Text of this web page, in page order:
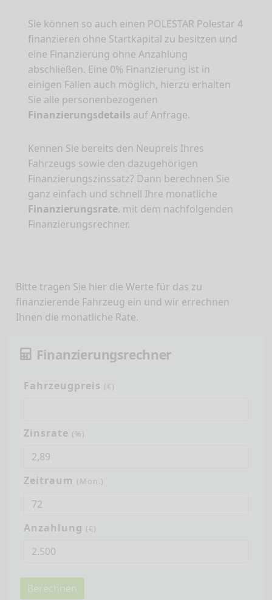
Sie können so auch einen POLESTAR Polestar 4
finanzieren ohne Startkapital zu besitzen und
eine Finanzierung ohne Anzahlung
abschließen. Eine 0% Finanzierung ist in
einigen Fällen auch möglich, hierzu erhalten
Sie alle personenbezogenen
Finanzierungsdetails auf Anfrage.
Kennen Sie bereits den Neupreis Ihres
Fahrzeugs sowie den dazugehörigen
Finanzierungszinssatz? Dann berechnen Sie
ganz einfach und schnell Ihre monatliche
Finanzierungsrate. mit dem nachfolgenden
Finanzierungsrechner.
Bitte tragen Sie hier die Werte für das zu
finanzierende Fahrzeug ein und wir errechnen
Ihnen die monatliche Rate.
Finanzierungsrechner
Fahrzeugpreis (€)
Zinsrate (%)
Zeitraum (Mon.)
Anzahlung (€)
Berechnen